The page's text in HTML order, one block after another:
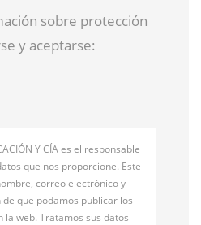
sobre protección
y aceptarse:
Y CÍA es el responsable
que nos proporcione. Este
correo electrónico y
que podamos publicar los
web. Tratamos sus datos